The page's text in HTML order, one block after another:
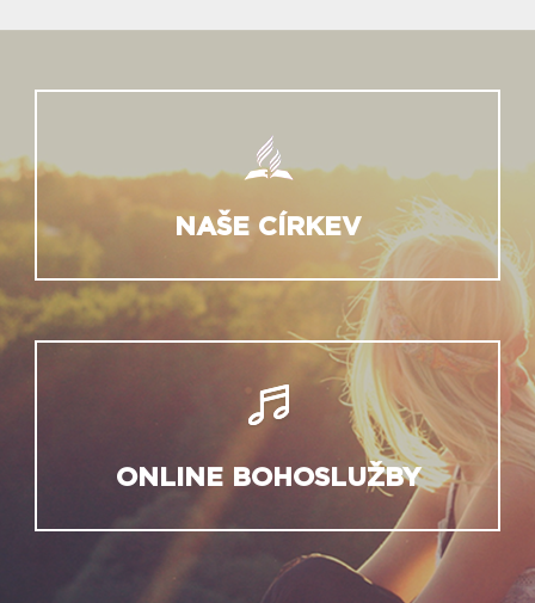
NAŠE CÍRKEV
ONLINE BOHOSLUŽBY